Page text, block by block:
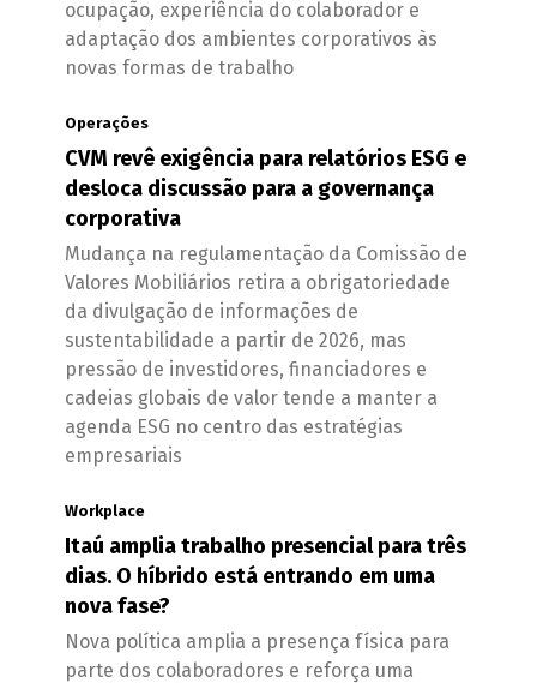
ocupação, experiência do colaborador e
adaptação dos ambientes corporativos às
novas formas de trabalho
Operações
CVM revê exigência para relatórios ESG e
desloca discussão para a governança
corporativa
Mudança na regulamentação da Comissão de
Valores Mobiliários retira a obrigatoriedade
da divulgação de informações de
sustentabilidade a partir de 2026, mas
pressão de investidores, financiadores e
cadeias globais de valor tende a manter a
agenda ESG no centro das estratégias
empresariais
Workplace
Itaú amplia trabalho presencial para três
dias. O híbrido está entrando em uma
nova fase?
Nova política amplia a presença física para
parte dos colaboradores e reforça uma